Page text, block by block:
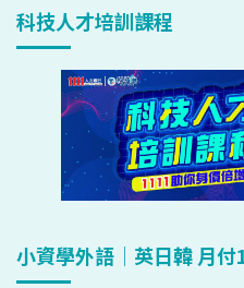
科技人才培訓課程
小資學外語｜英日韓 月